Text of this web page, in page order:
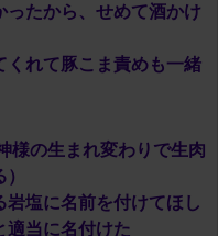
ったから、せめて酒かけ
くれて豚こま責めも一緒
様の生まれ変わりで生肉
塩に名前を付けてほし
適当に名付けた